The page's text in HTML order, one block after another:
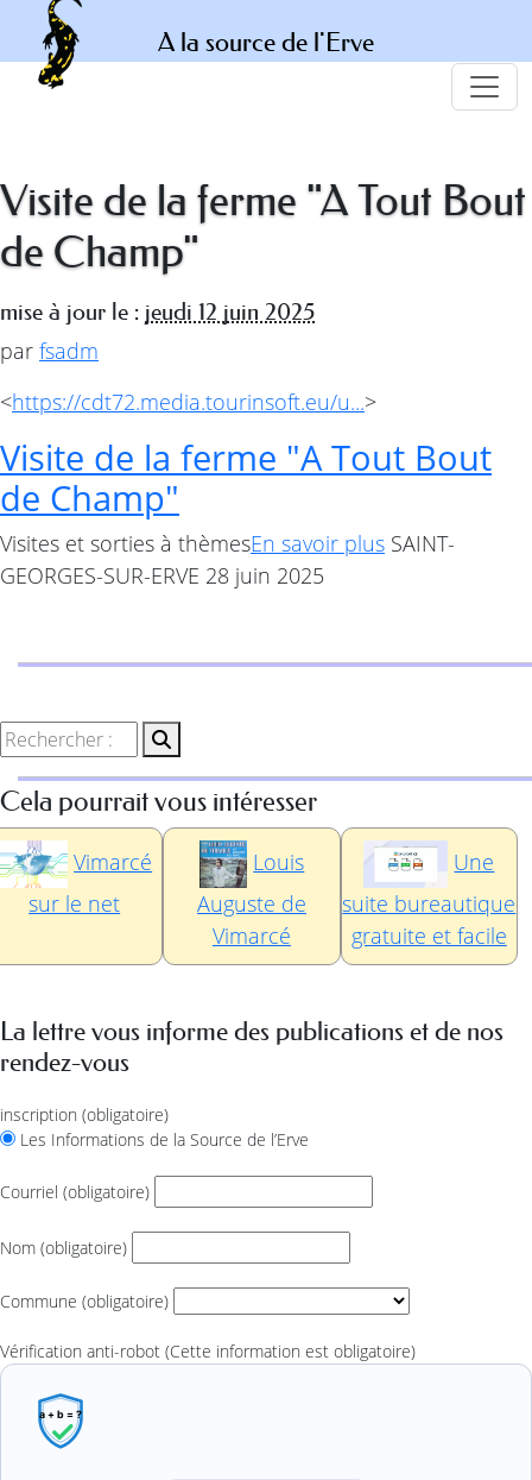
A la source de l'Erve
Visite de la ferme "A Tout Bout
de Champ"
mise à jour le : jeudi 12 juin 2025
par fsadm
<https://cdt72.media.tourinsoft.eu/u...>
Visite de la ferme "A Tout Bout
de Champ"
Visites et sorties à thèmesEn savoir plus SAINT-
GEORGES-SUR-ERVE 28 juin 2025
Cela pourrait vous intéresser
Vimarcé
sur le net
Louis
Auguste de
Vimarcé
Une
suite bureautique
gratuite et facile
La lettre vous informe des publications et de nos
rendez-vous
inscription (obligatoire)
Les Informations de la Source de l’Erve
Courriel (obligatoire)
Nom (obligatoire)
Commune (obligatoire)
Vérification anti-robot (Cette information est obligatoire)